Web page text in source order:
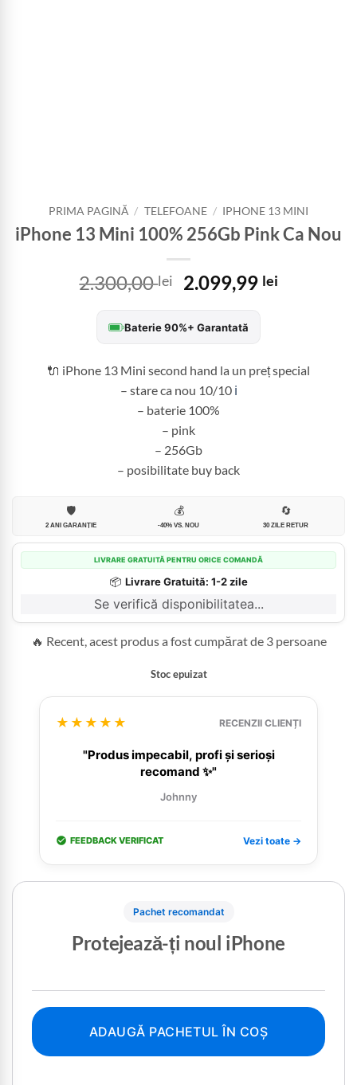
PRIMA PAGINĂ / TELEFOANE / IPHONE 13 MINI
iPhone 13 Mini 100% 256Gb Pink Ca Nou
2.300,00lei
Prețul
a
fost:
2.099,99 leiPrețul
Baterie 90%+ Garantată
🔌 iPhone 13 Mini second hand la un preț special
– stare ca nou 10/10 ℹ️
– baterie 100%
– pink
– 256Gb
– posibilitate buy back
🛡️
2 ANI GARANȚIE
💰
-40% VS. NOU
🔄
30 ZILE RETUR
LIVRARE GRATUITĂ PENTRU ORICE COMANDĂ
📦 Livrare Gratuită: 1-2 zile
Se verifică disponibilitatea...
🔥 Recent, acest produs a fost cumpărat de 3 persoane
Stoc epuizat
★★★★★ RECENZII CLIENȚI
"Produs impecabil, profi și serioși
recomand ✨"
Johnny
FEEDBACK VERIFICAT Vezi toate →
Pachet recomandat
Protejează-ți noul iPhone
ADAUGĂ PACHETUL ÎN COȘ